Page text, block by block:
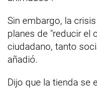
Sin embargo, la
planes de "reducir el
ciudadano, tanto
añadió.
Dijo que la tienda se